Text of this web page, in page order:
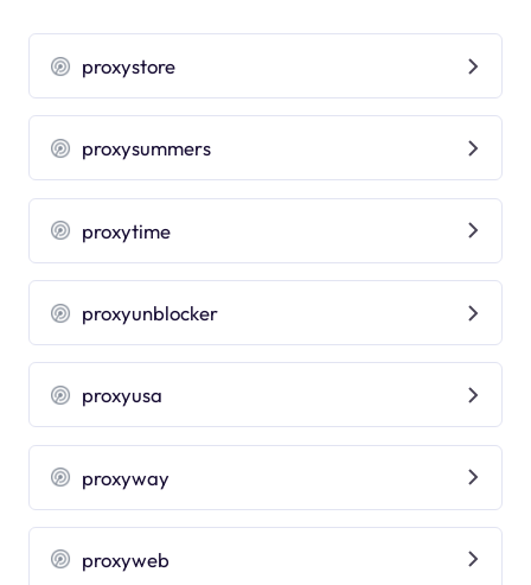
proxystore
proxysummers
proxytime
proxyunblocker
proxyusa
proxyway
proxyweb